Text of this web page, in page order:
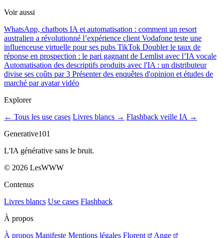
Voir aussi
WhatsApp, chatbots IA et automatisation : comment un resort
australien a révolutionné l’expérience client Vodafone teste une
influenceuse virtuelle pour ses pubs TikTok Doubler le taux de
réponse en prospection : le pari gagnant de Lemlist avec l’IA vocale
Automatisation des descriptifs produits avec l'IA : un distributeur
divise ses coûts par 3 Présenter des enquêtes d'opinion et études de
marché par avatar vidéo
Explorer
← Tous les use cases Livres blancs → Flashback veille IA →
Generative101
L'IA générative sans le bruit.
© 2026 LesWWW
Contenus
Livres blancs Use cases Flashback
À propos
À propos Manifeste Mentions légales Florent Ange